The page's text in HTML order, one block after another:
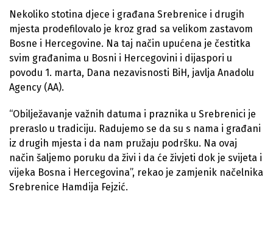
Nekoliko stotina djece i građana Srebrenice i drugih
mjesta prodefilovalo je kroz grad sa velikom zastavom
Bosne i Hercegovine. Na taj način upućena je čestitka
svim građanima u Bosni i Hercegovini i dijaspori u
povodu 1. marta, Dana nezavisnosti BiH, javlja Anadolu
Agency (AA).
“Obilježavanje važnih datuma i praznika u Srebrenici je
preraslo u tradiciju. Radujemo se da su s nama i građani
iz drugih mjesta i da nam pružaju podršku. Na ovaj
način šaljemo poruku da živi i da će živjeti dok je svijeta i
vijeka Bosna i Hercegovina”, rekao je zamjenik načelnika
Srebrenice Hamdija Fejzić.